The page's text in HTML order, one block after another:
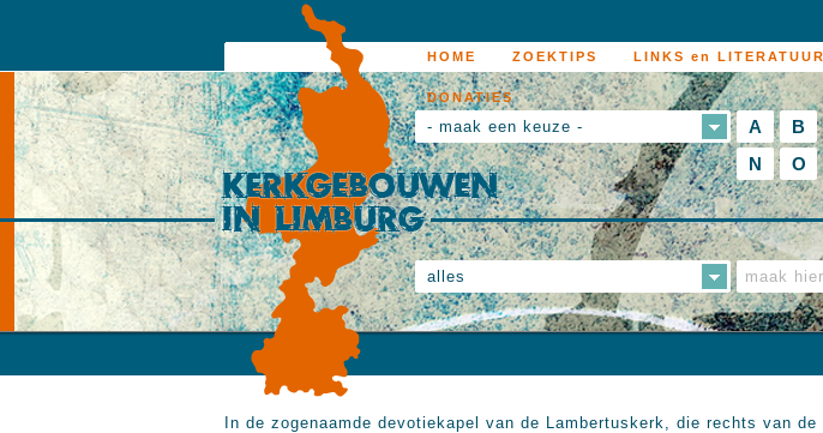
HOME ZOEKTIPS LINKS en LITERATUUR
DONATIES
- maak een keuze - A B
N
O
alles
In de zogenaamde devotiekapel van de Lambertuskerk, die rechts van